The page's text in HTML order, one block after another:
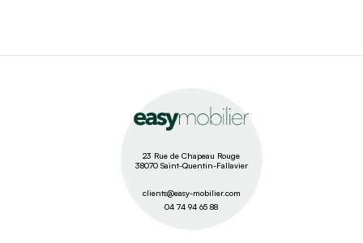
23 Rue de Chapeau Rouge
38070 Saint-Quentin-Fallavier
clients@easy-mobilier.com
04 74 94 65 88